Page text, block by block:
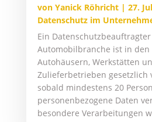
von Yanick Röhricht| 27.
Datenschutz im
Ein
Automobilbranche ist in den
Autohäusern, Werkstätten
Zulieferbetrieben gesetzlich
sobald mindestens 20
personenbezogene Daten
besondere Verarbeitungen